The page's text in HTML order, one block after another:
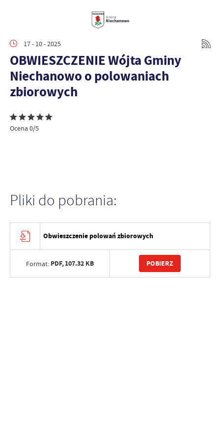
17 - 10 - 2025
OBWIESZCZENIE Wójta Gminy
Niechanowo o polowaniach
zbiorowych
Ocena 0/5
Pliki do pobrania:
Obwieszczenie polowań zbiorowych
Format: PDF,107.32 KB POBIERZ